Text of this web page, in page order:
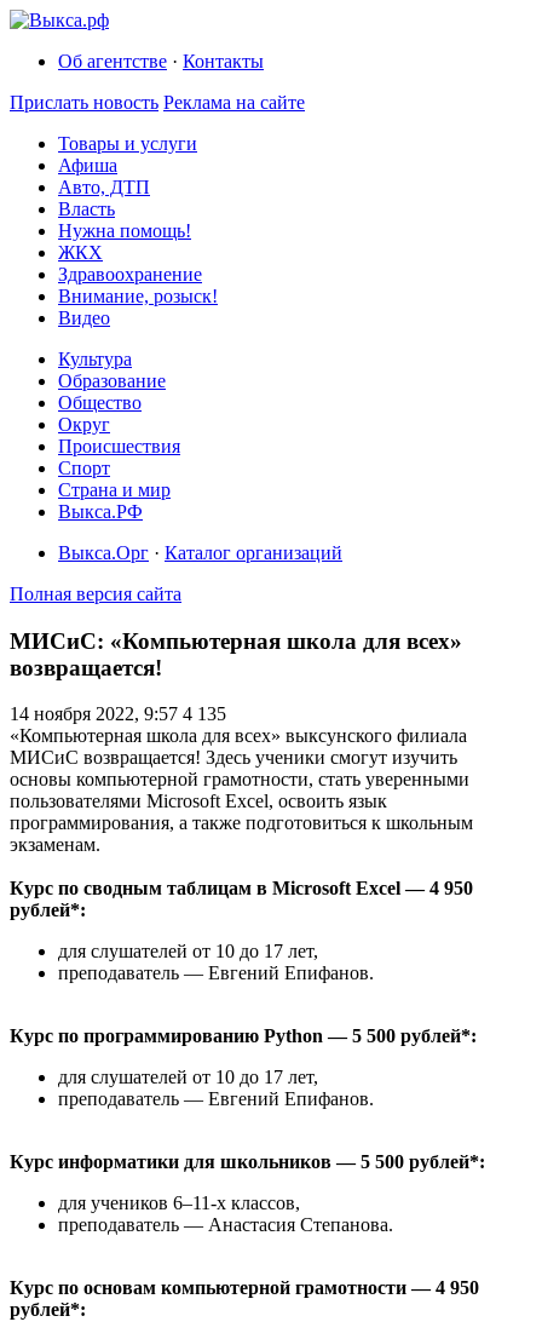
Об агентстве · Контакты
Прислать новость Реклама на сайте
Товары и услуги
Афиша
Авто, ДТП
Власть
Нужна помощь!
ЖКХ
Здравоохранение
Внимание, розыск!
Видео
Культура
Образование
Общество
Округ
Происшествия
Спорт
Страна и мир
Выкса.РФ
Выкса.Орг · Каталог организаций
Полная версия сайта
МИСиС: «Компьютерная школа для всех»
возвращается!
14 ноября 2022, 9:57 4 135
«Компьютерная школа для всех» выксунского филиала
МИСиС возвращается! Здесь ученики смогут изучить
основы компьютерной грамотности, стать уверенными
пользователями Microsoft Excel, освоить язык
программирования, а также подготовиться к школьным
экзаменам.
Курс по сводным таблицам в Microsoft Excel — 4 950
рублей*:
для слушателей от 10 до 17 лет,
преподаватель — Евгений Епифанов.
Курс по программированию Python — 5 500 рублей*:
для слушателей от 10 до 17 лет,
преподаватель — Евгений Епифанов.
Курс информатики для школьников — 5 500 рублей*:
для учеников 6–11-х классов,
преподаватель — Анастасия Степанова.
Курс по основам компьютерной грамотности — 4 950
рублей*: